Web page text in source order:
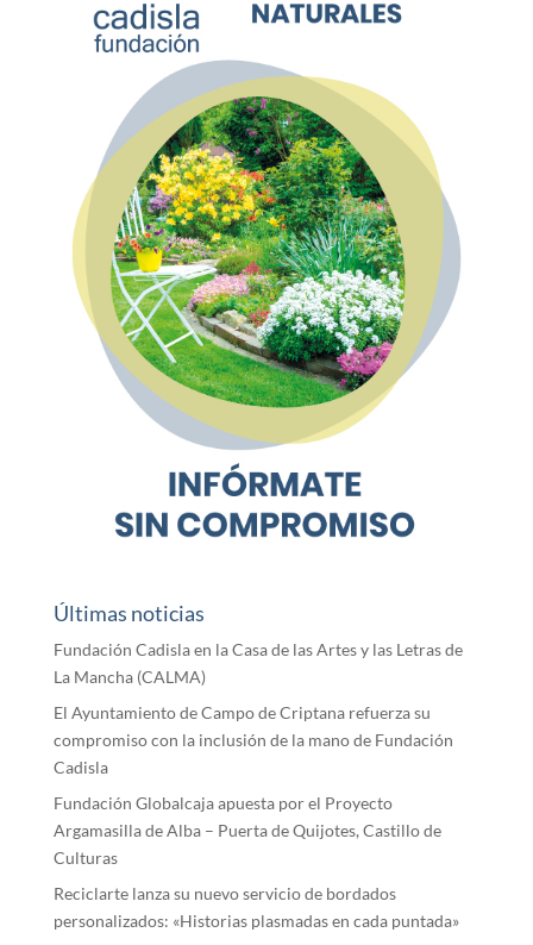
Últimas noticias
Fundación Cadisla en la Casa de las Artes y las Letras de
La Mancha (CALMA)
El Ayuntamiento de Campo de Criptana refuerza su
compromiso con la inclusión de la mano de Fundación
Cadisla
Fundación Globalcaja apuesta por el Proyecto
Argamasilla de Alba – Puerta de Quijotes, Castillo de
Culturas
Reciclarte lanza su nuevo servicio de bordados
personalizados: «Historias plasmadas en cada puntada»